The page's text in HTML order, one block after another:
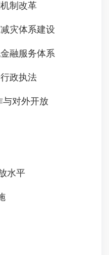
制改革
灾体系建设
融服务体系
政执法
对外开放
水平